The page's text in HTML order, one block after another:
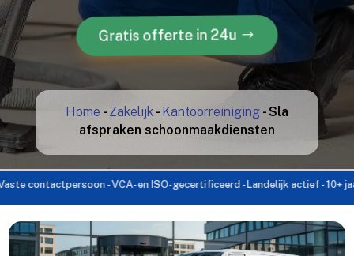
Gratis offerte in 24u
Home - Zakelijk- Kantoorreiniging- Sla
afspraken schoonmaakdiensten
- VCA- en ISO-gecertificeerd - Landelijk actief - 10+ jaar